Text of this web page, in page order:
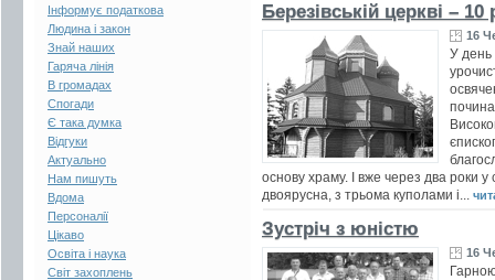
Інформує податкова
Людина і закон
Знай наших
Гаряча лінія
В громадах
Спогади
Є така думка
Відгуки
Актуально
Нам пишуть
Вдома
Персоналії
Цікаво
Освіта і наука
Світ захоплень
Березівській церкві – 10
16
У день
основу храму. І вже через два роки
двоярусна, з трьома куполами і...
Зустріч з юністю
16